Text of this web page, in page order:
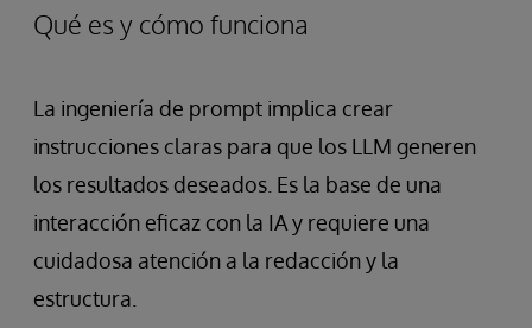
Qué es y cómo funciona
La ingeniería de prompt implica crear
instrucciones claras para que los LLM generen
los resultados deseados. Es la base de una
interacción eficaz con la IA y requiere una
cuidadosa atención a la redacción y la
estructura.